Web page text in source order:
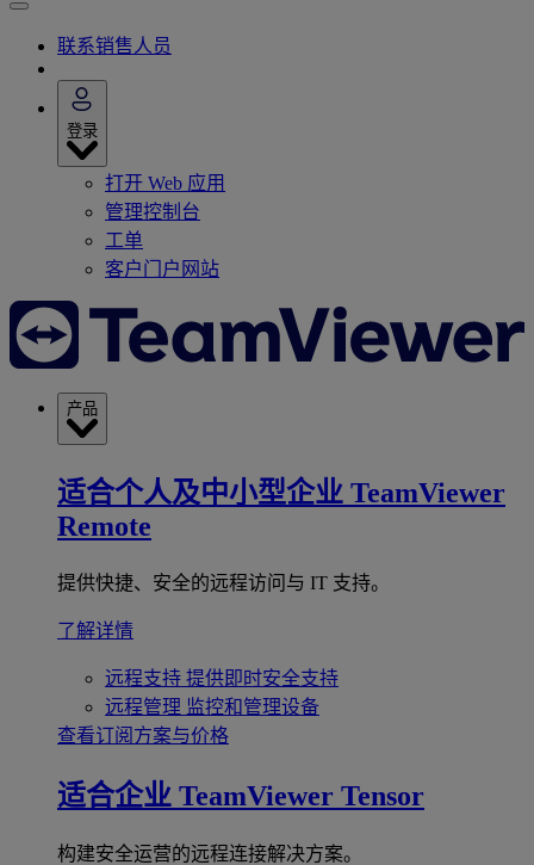
联系销售人员
登录
打开 Web 应用
管理控制台
工单
客户门户网站
产品
适合个人及中小型企业 TeamViewer
Remote
提供快捷、安全的远程访问与 IT 支持。
了解详情
远程支持 提供即时安全支持
远程管理 监控和管理设备
查看订阅方案与价格
适合企业 TeamViewer Tensor
构建安全运营的远程连接解决方案。